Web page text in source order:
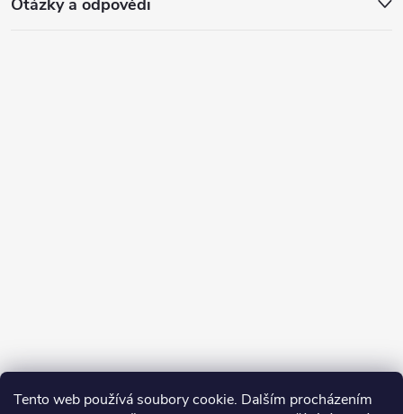
Tento web používá soubory cookie. Dalším procházením
Otázky a odpovědi